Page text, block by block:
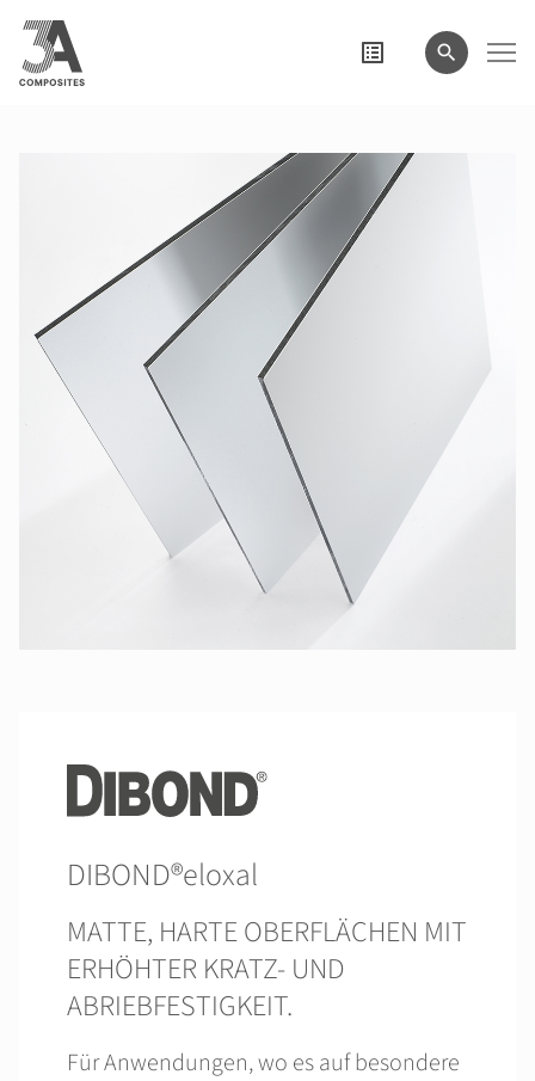
eingeben
DIBOND®eloxal
MATTE, HARTE OBERFLÄCHEN MIT
ERHÖHTER KRATZ- UND
ABRIEBFESTIGKEIT.
Für Anwendungen, wo es auf besondere